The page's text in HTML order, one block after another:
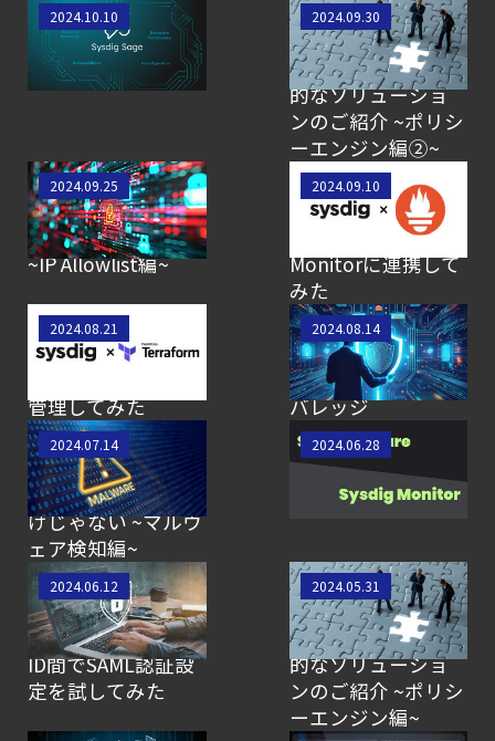
【SCSK技術者によ
るブログ】Sysdig
Sageを使ってみた
2024.10.10
【SCSK技術者によ
るブログ】Sysdigと
組み合わせて効果
的なソリューショ
ンのご紹介 ~ポリシ
ーエンジン編②~
2024.09.30
【SCSK技術者によ
るブログ】Sysdigを
セキュアに使おう
~IP Allowlist編~
2024.09.25
【SCSK技術者によ
るブログ】Node
ExporterをSysdig
Monitorに連携して
みた
2024.09.10
【SCSK技術者によ
るブログ】Sysdigの
管理してみた
2024.08.21
【SCSK技術者によ
るブログ】CNAPP
の理解とSysdigのカ
バレッジ
2024.08.14
【SCSK技術者によ
るブログ】Sysdigの
脅威検知はFalcoだ
けじゃない ~マルウ
ェア検知編~
2024.07.14
【SCSK技術者によ
るブログ】Sysdigの
ライセンス体系
2024.06.28
【SCSK技術者によ
るブログ】Sysdig
とMicrosoft Entra
ID間でSAML認証設
定を試してみた
2024.06.12
【SCSK技術者によ
るブログ】Sysdigと
組み合わせて効果
的なソリューショ
ンのご紹介 ~ポリシ
ーエンジン編~
2024.05.31